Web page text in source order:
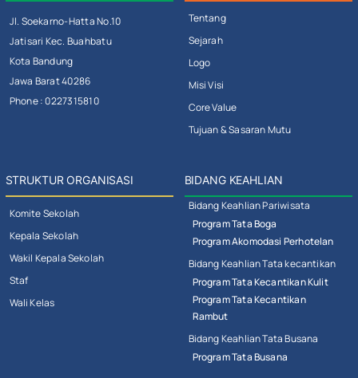
Jl. Soekarno-Hatta No.10
Jatisari Kec. Buahbatu
Kota Bandung
Jawa Barat 40286
Phone : 0227315810
Tentang
Sejarah
Logo
Misi Visi
Core Value
Tujuan & Sasaran Mutu
STRUKTUR ORGANISASI
Komite Sekolah
Kepala Sekolah
Wakil Kepala Sekolah
Staf
Wali Kelas
BIDANG KEAHLIAN
Bidang Keahlian Pariwisata
Program Tata Boga
Program Akomodasi Perhotelan
Bidang Keahlian Tata kecantikan
Program Tata Kecantikan Kulit
Program Tata Kecantikan
Rambut
Bidang Keahlian Tata Busana
Program Tata Busana